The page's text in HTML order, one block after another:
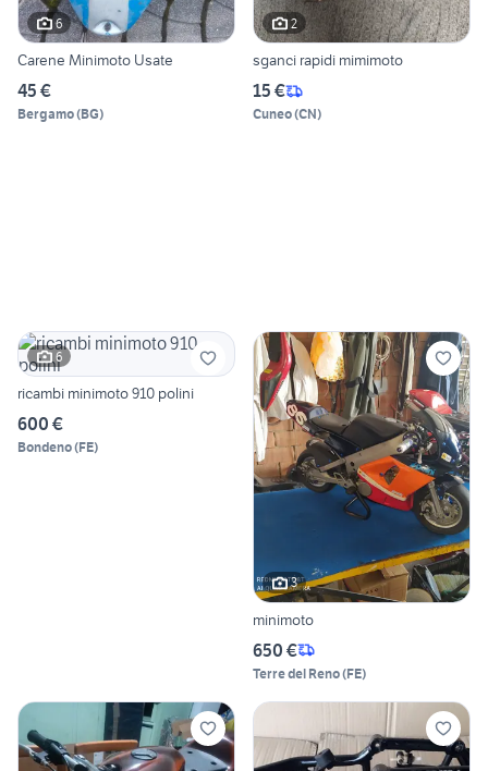
6
Carene Minimoto Usate
45 €
Bergamo(BG)
2
sganci rapidi mimimoto
15 €
Cuneo(CN)
6
ricambi minimoto 910 polini
600 €
Bondeno(FE)
3
minimoto
650 €
Terre del Reno(FE)